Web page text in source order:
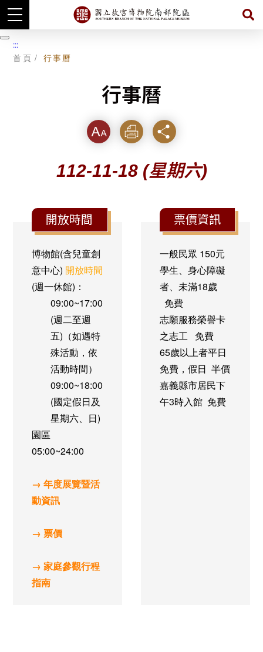
跳
到
暫
停
:::
首頁 行事曆
行事曆
字級 列印 分享
112-11-18 (星期六)
開放時間
博物館(含兒童創
意中心) 開放時間
(週一休館)：
09:00~17:00
(週二至週
五)（如遇特
殊活動，依
活動時間）
09:00~18:00
(國定假日及
星期六、日)
園區
05:00~24:00
→ 年度展覽暨活
動資訊
→ 票價
→ 家庭參觀行程
指南
票價資訊
一般民眾 150元
學生、身心障礙
者、未滿18歲
免費
志願服務榮譽卡
之志工 免費
65歲以上者平日
免費，假日 半價
嘉義縣市居民下
午3時入館 免費